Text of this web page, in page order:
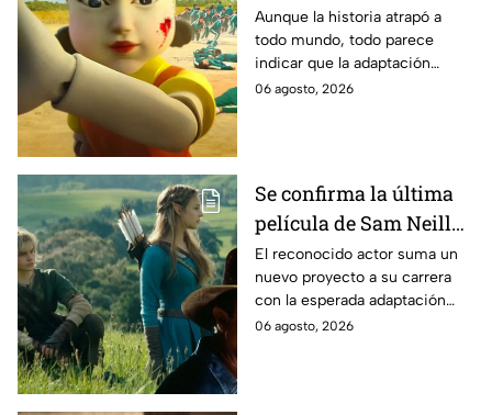
Estados Unidos? Esto
es lo que se sabe al
momento
Aunque la historia atrapó a
todo mundo, todo parece
indicar que la adaptación
podría ser cancelada:
06 agosto, 2026
Se confirma la última
película de Sam Neill
antes de morir: esto es
lo que se sabe hasta
ahora
El reconocido actor suma un
nuevo proyecto a su carrera
con la esperada adaptación
cinematográfica del popular
06 agosto, 2026